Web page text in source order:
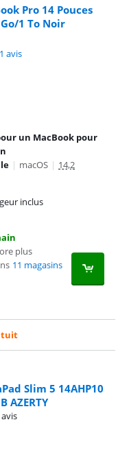
Pro 14 Pouces
1 To Noir
avis
un MacBook pour
| macOS | 14,2
inclus
plus
11 magasins
Slim 5 14AHP10
AZERTY